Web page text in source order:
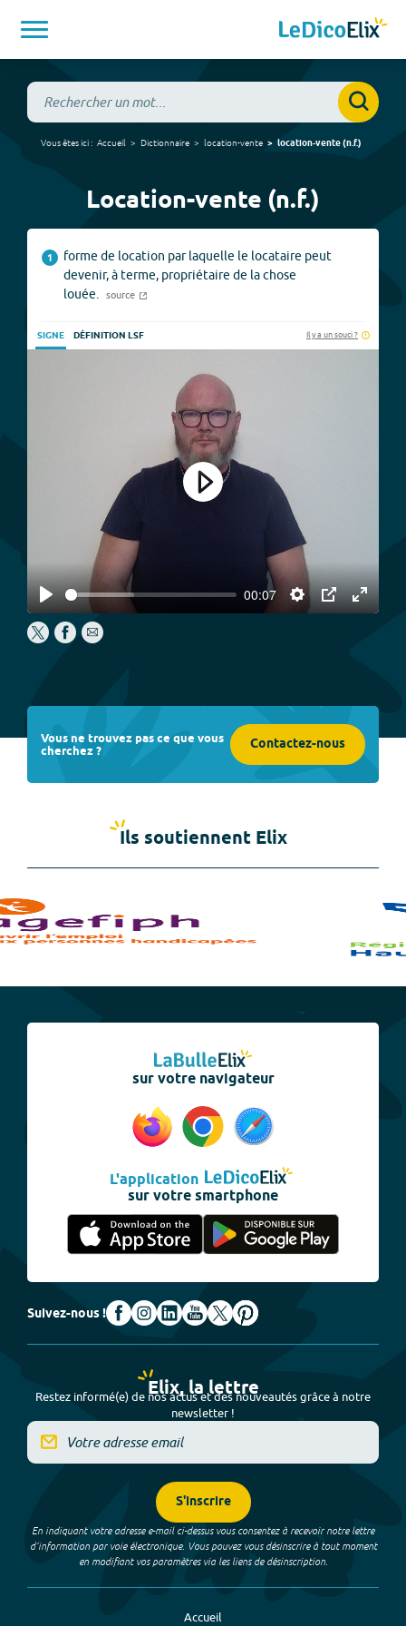
Vous êtes ici : Accueil Dictionnaire location-vente location-vente(n.f.)
Location-vente (n.f.)
1
forme de location par laquelle le locataire peut
devenir, à terme, propriétaire de la chose
louée.
source
SIGNE DÉFINITION LSF Il y a un souci ?
Play
00:07
Settings
PIP
Enter
Play
Vous ne trouvez pas ce que vous
cherchez ? Contactez-nous
Ils soutiennent Elix
sur votre navigateur
L'application
sur votre smartphone
Suivez-nous !
Elix, la lettre
Restez informé(e) de nos actus et des nouveautés grâce à notre
newsletter !
S'inscrire
En indiquant votre adresse e-mail ci-dessus vous consentez à recevoir notre lettre
d’information par voie électronique. Vous pouvez vous désinscrire à tout moment
en modifiant vos paramètres via les liens de désinscription.
Accueil